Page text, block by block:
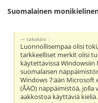
Suomalainen
takakäsi :
Luonnollisempaa olisi
tarkkeelliset merkit olisi
käytettävissä
suomalaisen
Windows 7:ään Microsoft
(ÅÄÖ) näppäimistöä,
aakkostoa käyttäviä